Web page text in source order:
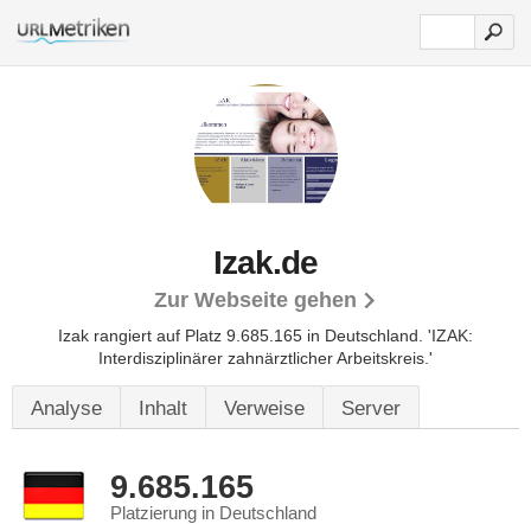
Izak.de
Zur Webseite gehen
Izak rangiert auf Platz 9.685.165 in Deutschland. 'IZAK:
Interdisziplinärer zahnärztlicher Arbeitskreis.'
Analyse Inhalt Verweise Server
9.685.165
Platzierung in Deutschland